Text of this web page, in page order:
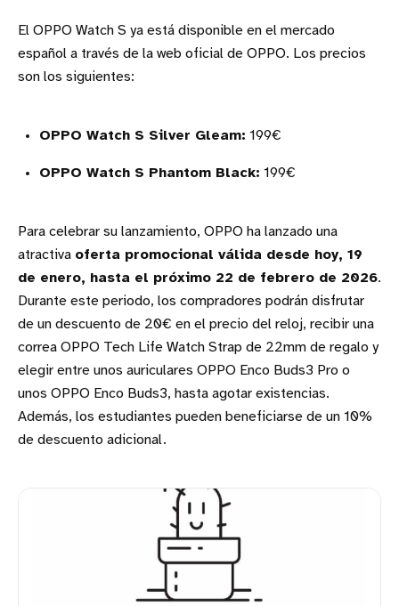
El OPPO Watch S ya está disponible en el mercado
español a través de la web oficial de OPPO. Los precios
son los siguientes:
OPPO Watch S Silver Gleam: 199€
OPPO Watch S Phantom Black: 199€
Para celebrar su lanzamiento, OPPO ha lanzado una
atractiva oferta promocional válida desde hoy, 19
de enero, hasta el próximo 22 de febrero de 2026.
Durante este periodo, los compradores podrán disfrutar
de un descuento de 20€ en el precio del reloj, recibir una
correa OPPO Tech Life Watch Strap de 22mm de regalo y
elegir entre unos auriculares OPPO Enco Buds3 Pro o
unos OPPO Enco Buds3, hasta agotar existencias.
Además, los estudiantes pueden beneficiarse de un 10%
de descuento adicional.